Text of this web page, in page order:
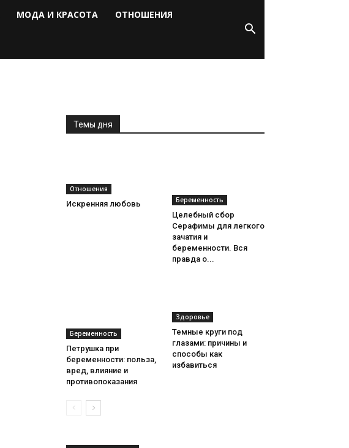
МОДА И КРАСОТА ОТНОШЕНИЯ
Темы дня
Отношения
Искренняя любовь Беременность
Целебный сбор
Серафимы для легкого
зачатия и
беременности. Вся
правда о...
Беременность
Петрушка при
беременности: польза,
вред, влияние и
противопоказания
Здоровье
Темные круги под
глазами: причины и
способы как
избавиться